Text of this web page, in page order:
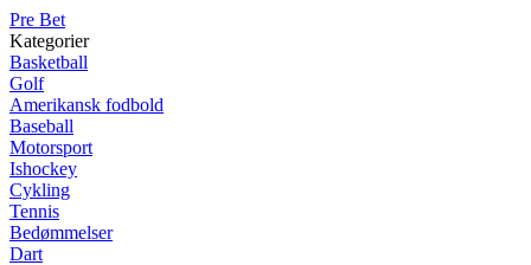
Pre Bet
Kategorier
Basketball
Golf
Amerikansk fodbold
Baseball
Motorsport
Ishockey
Cykling
Tennis
Bedømmelser
Dart